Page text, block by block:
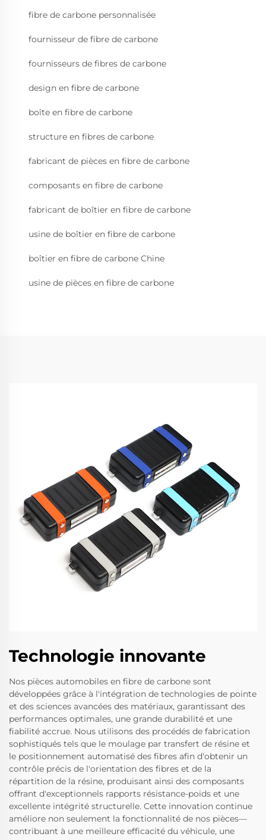
fibre de carbone personnalisée
fournisseur de fibre de carbone
fournisseurs de fibres de carbone
design en fibre de carbone
boîte en fibre de carbone
structure en fibres de carbone
fabricant de pièces en fibre de carbone
composants en fibre de carbone
fabricant de boîtier en fibre de carbone
usine de boîtier en fibre de carbone
boîtier en fibre de carbone Chine
usine de pièces en fibre de carbone
Technologie innovante
Nos pièces automobiles en fibre de carbone sont
développées grâce à l'intégration de technologies de pointe
et des sciences avancées des matériaux, garantissant des
performances optimales, une grande durabilité et une
fiabilité accrue. Nous utilisons des procédés de fabrication
sophistiqués tels que le moulage par transfert de résine et
le positionnement automatisé des fibres afin d'obtenir un
contrôle précis de l'orientation des fibres et de la
répartition de la résine, produisant ainsi des composants
offrant d'exceptionnels rapports résistance-poids et une
excellente intégrité structurelle. Cette innovation continue
améliore non seulement la fonctionnalité de nos pièces—
contribuant à une meilleure efficacité du véhicule, une